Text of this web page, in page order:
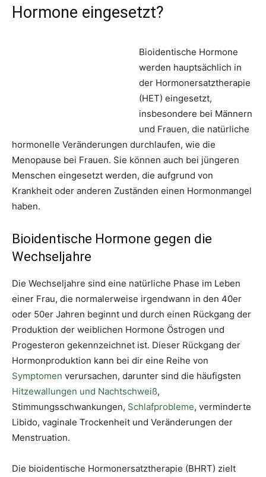
Hormone eingesetzt?
Bioidentische Hormone
werden hauptsächlich in
der Hormonersatztherapie
(HET) eingesetzt,
insbesondere bei Männern
und Frauen, die natürliche
hormonelle Veränderungen durchlaufen, wie die
Menopause bei Frauen. Sie können auch bei jüngeren
Menschen eingesetzt werden, die aufgrund von
Krankheit oder anderen Zuständen einen Hormonmangel
haben.
Bioidentische Hormone gegen die
Wechseljahre
Die Wechseljahre sind eine natürliche Phase im Leben
einer Frau, die normalerweise irgendwann in den 40er
oder 50er Jahren beginnt und durch einen Rückgang der
Produktion der weiblichen Hormone Östrogen und
Progesteron gekennzeichnet ist. Dieser Rückgang der
Hormonproduktion kann bei dir eine Reihe von
Symptomen verursachen, darunter sind die häufigsten
Hitzewallungen und Nachtschweiß,
Stimmungsschwankungen, Schlafprobleme, verminderte
Libido, vaginale Trockenheit und Veränderungen der
Menstruation.
Die bioidentische Hormonersatztherapie (BHRT) zielt